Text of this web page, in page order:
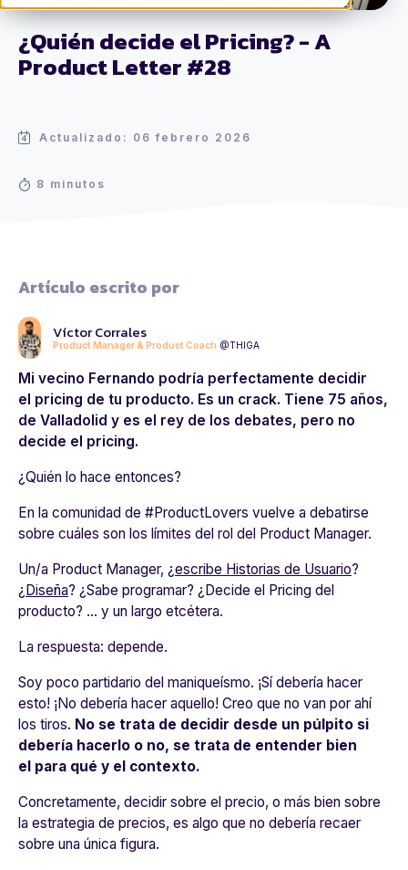
¿Quién decide el Pricing? - A
Product Letter #28
Actualizado: 06 febrero 2026
8 minutos
Artículo escrito por
Víctor Corrales
Product Manager & Product Coach @THIGA
Mi vecino Fernando podría perfectamente decidir
el pricing de tu producto. Es un crack. Tiene 75 años,
de Valladolid y es el rey de los debates, pero no
decide el pricing.
¿Quién lo hace entonces?
En la comunidad de #ProductLovers vuelve a debatirse
sobre cuáles son los límites del rol del Product Manager.
Un/a Product Manager, ¿escribe Historias de Usuario?
¿ Diseña? ¿Sabe programar? ¿Decide el Pricing del
producto? … y un largo etcétera.
La respuesta: depende.
Soy poco partidario del maniqueísmo. ¡Sí debería hacer
esto! ¡No debería hacer aquello! Creo que no van por ahí
los tiros. No se trata de decidir desde un púlpito si
debería hacerlo o no, se trata de entender bien
el para qué y el contexto.
Concretamente, decidir sobre el precio, o más bien sobre
la estrategia de precios, es algo que no debería recaer
sobre una única figura.